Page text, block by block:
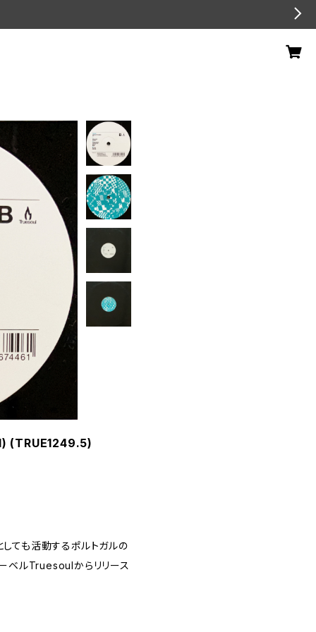
(TRUE1249.5)
も活動するポルトガルの
ルTruesoulからリリース